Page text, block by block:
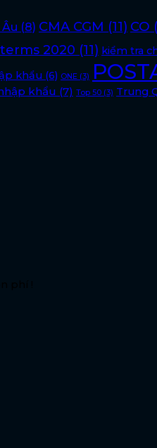
(8) CMA CGM (11) CO
2020 (11) kiểm tra
khẩu (6) ONE (3)
khẩu (7) Top 50 (3) Trung